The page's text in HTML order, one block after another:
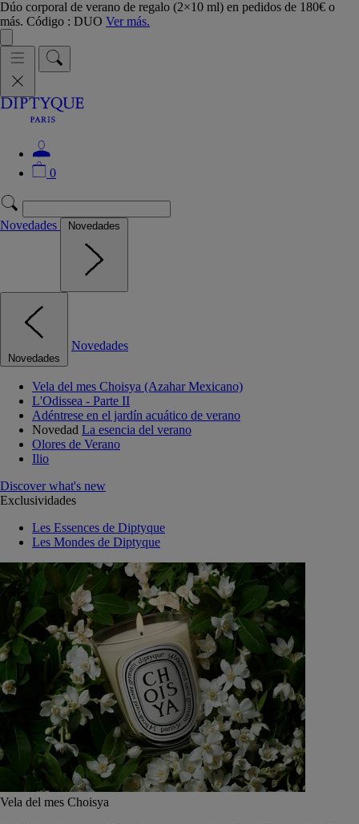
Dúo corporal de verano de regalo (2×10 ml) en pedidos de 180€ o
más. Código : DUO Ver más.
0
Novedades Novedades
Novedades
Novedades
Vela del mes Choisya (Azahar Mexicano)
L'Odissea - Parte II
Adéntrese en el jardín acuático de verano
Novedad La esencia del verano
Olores de Verano
Ilio
Discover what's new
Exclusividades
Les Essences de Diptyque
Les Mondes de Diptyque
Vela del mes Choisya